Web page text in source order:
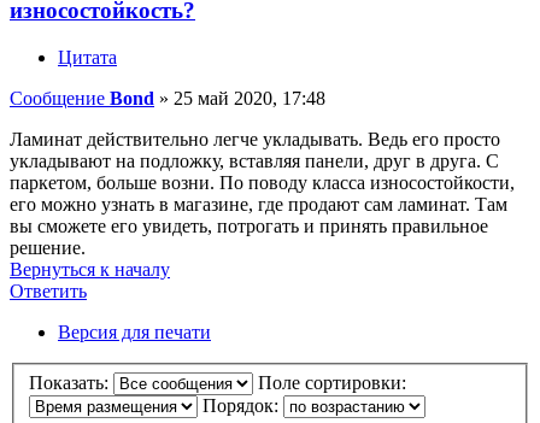
износостойкость?
Цитата
Сообщение Bond » 25 май 2020, 17:48
Ламинат действительно легче укладывать. Ведь его просто
укладывают на подложку, вставляя панели, друг в друга. С
паркетом, больше возни. По поводу класса износостойкости,
его можно узнать в магазине, где продают сам ламинат. Там
вы сможете его увидеть, потрогать и принять правильное
решение.
Вернуться к началу
Ответить
Ответить
Версия для печати
Показать:
Поле сортировки:
Порядок: